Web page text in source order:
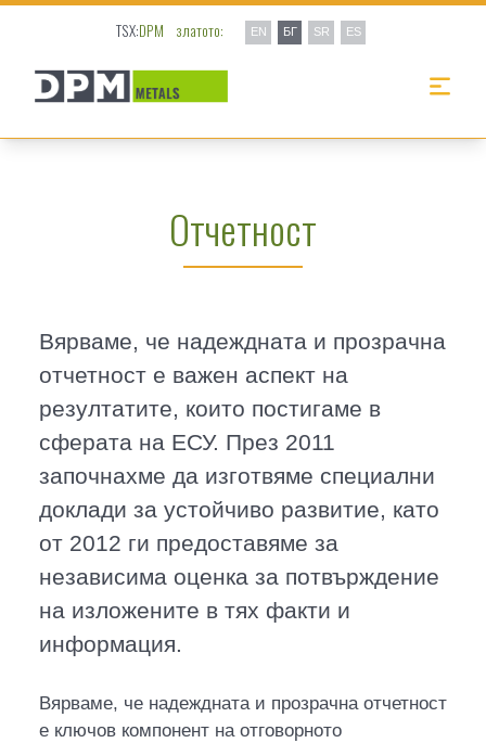
TSX:DPM златото: EN БГ SR ES
Отчетност
Вярваме, че надеждната и прозрачна
отчетност е важен аспект на
резултатите, които постигаме в
сферата на ЕСУ. През 2011
започнахме да изготвяме специални
доклади за устойчиво развитие, като
от 2012 ги предоставяме за
независима оценка за потвърждение
на изложените в тях факти и
информация.
Вярваме, че надеждната и прозрачна отчетност
е ключов компонент на отговорното